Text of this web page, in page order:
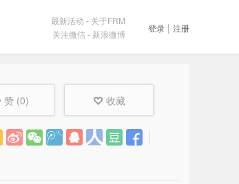
登录 | 注册
最新活动 - 关于FRM
关注微信- 新浪微博
赞 (0) 收藏